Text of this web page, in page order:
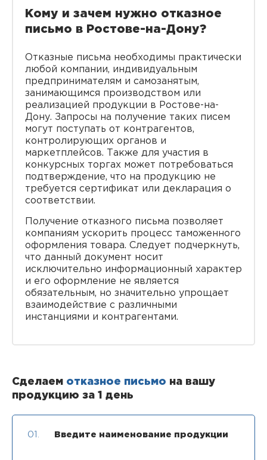
Кому и зачем нужно отказное
письмо в Ростове-на-Дону?
Отказные письма необходимы практически
любой компании, индивидуальным
предпринимателям и самозанятым,
занимающимся производством или
реализацией продукции в Ростове-на-
Дону. Запросы на получение таких писем
могут поступать от контрагентов,
контролирующих органов и
маркетплейсов. Также для участия в
конкурсных торгах может потребоваться
подтверждение, что на продукцию не
требуется сертификат или декларация о
соответствии.
Получение отказного письма позволяет
компаниям ускорить процесс таможенного
оформления товара. Следует подчеркнуть,
что данный документ носит
исключительно информационный характер
и его оформление не является
обязательным, но значительно упрощает
взаимодействие с различными
инстанциями и контрагентами.
Сделаем отказное письмо на вашу
продукцию за 1 день
01. Введите наименование продукции